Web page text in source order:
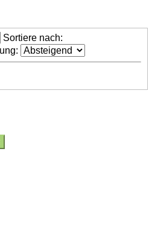
Sortiere nach: